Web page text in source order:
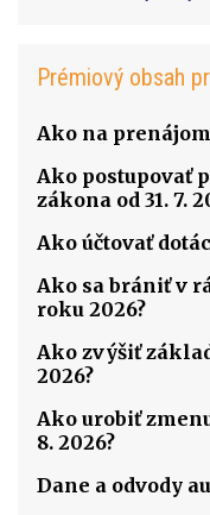
Prémiový obsah
Ako na
Ako postupovať
zákona od 31. 7.
Ako účtovať
Ako sa brániť v
roku 2026?
Ako zvýšiť
2026?
Ako urobiť
8. 2026?
Dane a odvody